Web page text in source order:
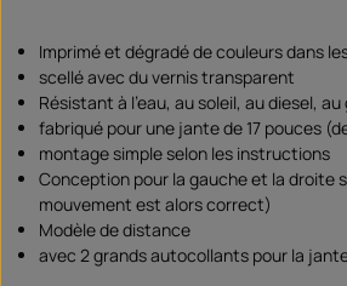
Imprimé et dégradé de couleurs dans
scellé avec du vernis transparent
Résistant à l'eau, au soleil, au diesel,
fabriqué pour une jante de 17 pouces
montage simple selon les instructions
Conception pour la gauche et la droite
mouvement est alors correct)
Modèle de distance
avec 2 grands autocollants pour la